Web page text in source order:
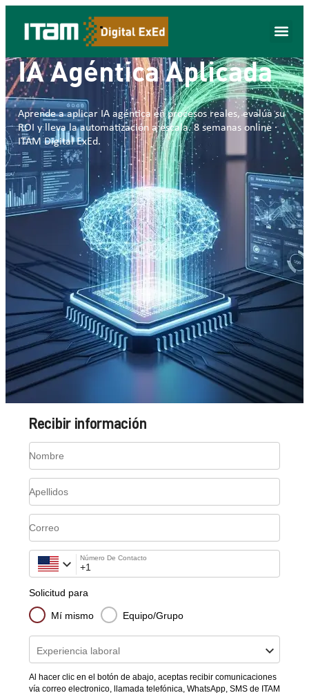
IA Agéntica Aplicada
Aprende a aplicar IA agéntica en procesos reales, evalúa su
ROI y lleva la automatización a escala. 8 semanas online ·
ITAM Digital ExEd.